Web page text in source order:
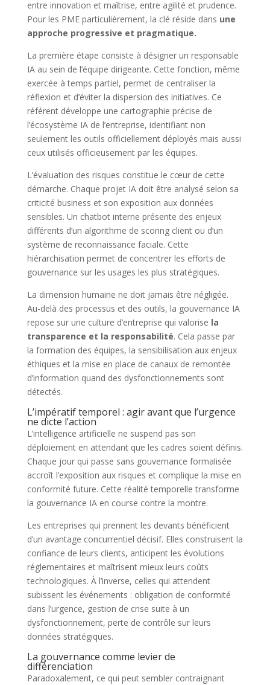
entre innovation et maîtrise, entre agilité et prudence.
Pour les PME particulièrement, la clé réside dans une
approche progressive et pragmatique.
La première étape consiste à désigner un responsable
IA au sein de l’équipe dirigeante. Cette fonction, même
exercée à temps partiel, permet de centraliser la
réflexion et d’éviter la dispersion des initiatives. Ce
référent développe une cartographie précise de
l’écosystème IA de l’entreprise, identifiant non
seulement les outils officiellement déployés mais aussi
ceux utilisés officieusement par les équipes.
L’évaluation des risques constitue le cœur de cette
démarche. Chaque projet IA doit être analysé selon sa
criticité business et son exposition aux données
sensibles. Un chatbot interne présente des enjeux
différents d’un algorithme de scoring client ou d’un
système de reconnaissance faciale. Cette
hiérarchisation permet de concentrer les efforts de
gouvernance sur les usages les plus stratégiques.
La dimension humaine ne doit jamais être négligée.
Au-delà des processus et des outils, la gouvernance IA
repose sur une culture d’entreprise qui valorise la
transparence et la responsabilité. Cela passe par
la formation des équipes, la sensibilisation aux enjeux
éthiques et la mise en place de canaux de remontée
d’information quand des dysfonctionnements sont
détectés.
L’impératif temporel : agir avant que l’urgence
ne dicte l’action
L’intelligence artificielle ne suspend pas son
déploiement en attendant que les cadres soient définis.
Chaque jour qui passe sans gouvernance formalisée
accroît l’exposition aux risques et complique la mise en
conformité future. Cette réalité temporelle transforme
la gouvernance IA en course contre la montre.
Les entreprises qui prennent les devants bénéficient
d’un avantage concurrentiel décisif. Elles construisent la
confiance de leurs clients, anticipent les évolutions
réglementaires et maîtrisent mieux leurs coûts
technologiques. À l’inverse, celles qui attendent
subissent les événements : obligation de conformité
dans l’urgence, gestion de crise suite à un
dysfonctionnement, perte de contrôle sur leurs
données stratégiques.
La gouvernance comme levier de
différenciation
Paradoxalement, ce qui peut sembler contraignant